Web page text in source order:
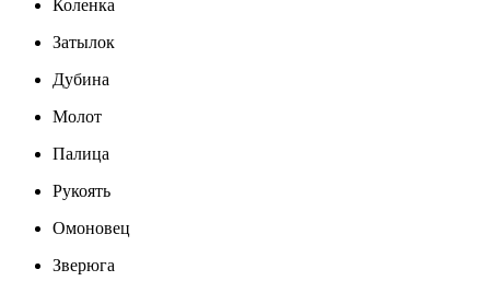
Коленка
Затылок
Дубина
Молот
Палица
Рукоять
Омоновец
Зверюга